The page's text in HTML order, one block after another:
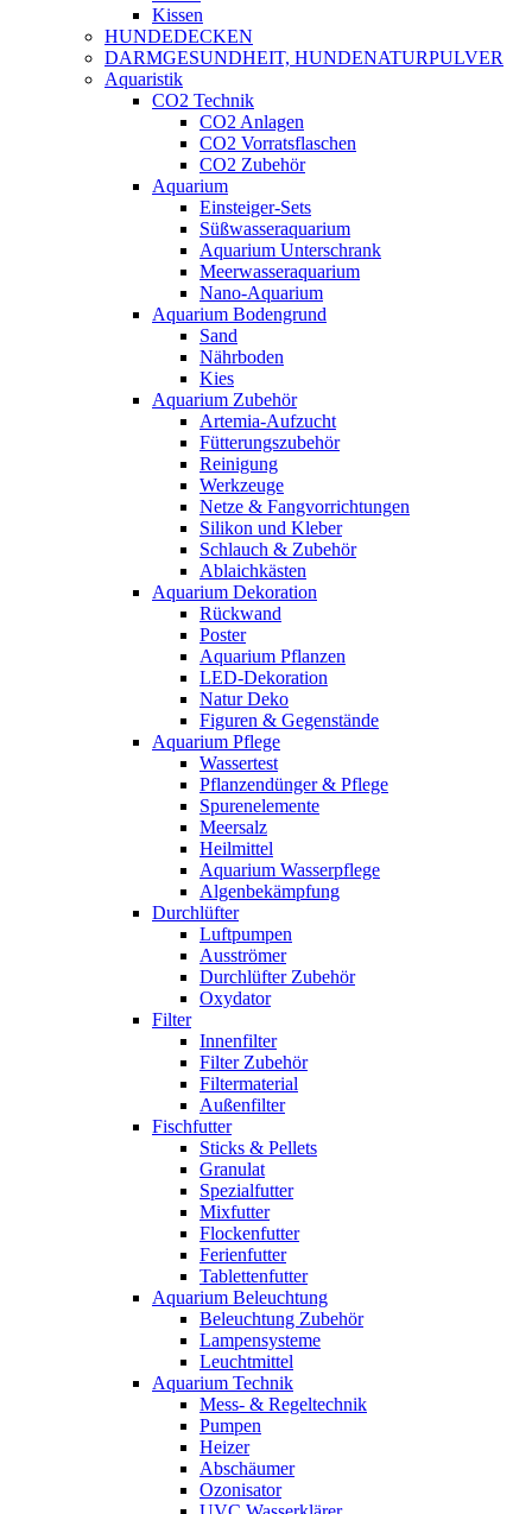
Kissen
HUNDEDECKEN
DARMGESUNDHEIT, HUNDENATURPULVER
Aquaristik
CO2 Technik
CO2 Anlagen
CO2 Vorratsflaschen
CO2 Zubehör
Aquarium
Einsteiger-Sets
Süßwasseraquarium
Aquarium Unterschrank
Meerwasseraquarium
Nano-Aquarium
Aquarium Bodengrund
Sand
Nährboden
Kies
Aquarium Zubehör
Artemia-Aufzucht
Fütterungszubehör
Reinigung
Werkzeuge
Netze & Fangvorrichtungen
Silikon und Kleber
Schlauch & Zubehör
Ablaichkästen
Aquarium Dekoration
Rückwand
Poster
Aquarium Pflanzen
LED-Dekoration
Natur Deko
Figuren & Gegenstände
Aquarium Pflege
Wassertest
Pflanzendünger & Pflege
Spurenelemente
Meersalz
Heilmittel
Aquarium Wasserpflege
Algenbekämpfung
Durchlüfter
Luftpumpen
Ausströmer
Durchlüfter Zubehör
Oxydator
Filter
Innenfilter
Filter Zubehör
Filtermaterial
Außenfilter
Fischfutter
Sticks & Pellets
Granulat
Spezialfutter
Mixfutter
Flockenfutter
Ferienfutter
Tablettenfutter
Aquarium Beleuchtung
Beleuchtung Zubehör
Lampensysteme
Leuchtmittel
Aquarium Technik
Mess- & Regeltechnik
Pumpen
Heizer
Abschäumer
Ozonisator